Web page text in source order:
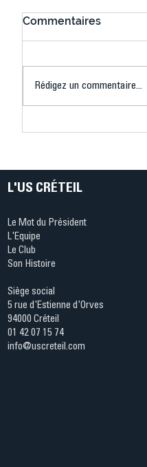
Commentaires
Rédigez un commentaire...
L'US CRÉTEIL
Le Mot du Président
L'Equipe
Le Club
Son Histoire
Siège social
5 rue d'Estienne d'Orves
94000 Créteil
01 42 07 15 74
info@uscreteil.com